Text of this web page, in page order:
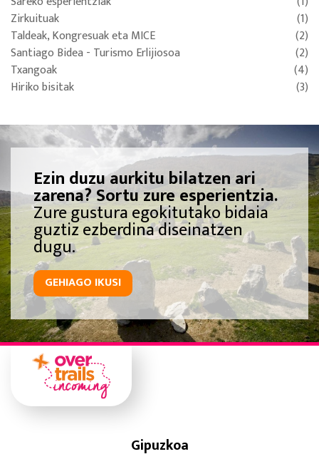
Zirkuituak
(1)
Taldeak, Kongresuak eta MICE
(2)
Santiago Bidea - Turismo Erlijiosoa
(2)
Txangoak
(4)
Hiriko bisitak
(3)
Ezin duzu aurkitu bilatzen ari
zarena? Sortu zure esperientzia.
Zure gustura egokitutako bidaia
guztiz ezberdina diseinatzen
dugu.
GEHIAGO IKUSI
Gipuzkoa